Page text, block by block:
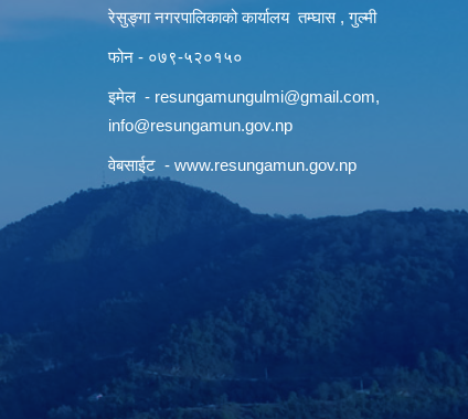
रेसुङ्गा नगरपालिकाको कार्यालय तम्घास , गुल्मी
फोन - ०७९-५२०१५०
इमेल - resungamungulmi@gmail.com,
info@resungamun.gov.np
वेबसाईट - www.resungamun.gov.np